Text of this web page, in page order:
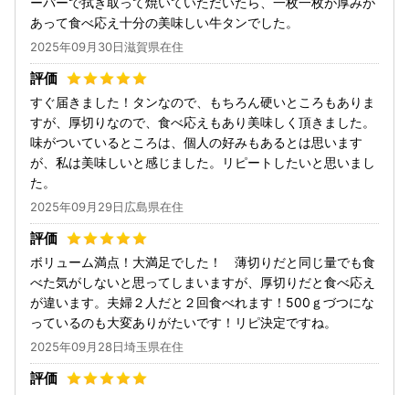
あって食べ応え十分の美味しい牛タンでした。
2025年09月30日滋賀県在住
すぐ届きました！タンなので、もちろん硬いところもありま
すが、厚切りなので、食べ応えもあり美味しく頂きました。
味がついているところは、個人の好みもあるとは思います
が、私は美味しいと感じました。リピートしたいと思いまし
た。
2025年09月29日広島県在住
ボリューム満点！大満足でした！ 薄切りだと同じ量でも食
べた気がしないと思ってしまいますが、厚切りだと食べ応え
が違います。夫婦２人だと２回食べれます！500ｇづつにな
っているのも大変ありがたいです！リピ決定ですね。
2025年09月28日埼玉県在住